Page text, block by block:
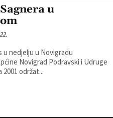
u
u nedjelju u Novigradu
održat...